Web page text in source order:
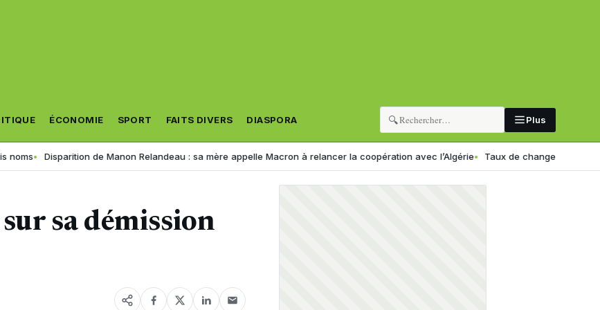
ÉCONOMIE SPORT FAITS DIVERS DIASPORA 🔍 Plus
de Manon Relandeau : sa mère appelle Macron à relancer la coopération avec l’Algérie Taux de change en Algérie : voici
sa démission